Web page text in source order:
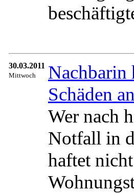
30.03.2011
Mittwoch
Nachbarin
Schäden
Wer nach
Notfall in
haftet